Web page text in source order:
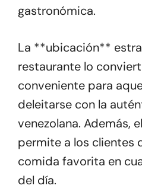
gastronómica.
La **ubicación**
restaurante lo
conveniente para
deleitarse con la
venezolana. Además,
permite a los clientes
comida favorita en
del día.